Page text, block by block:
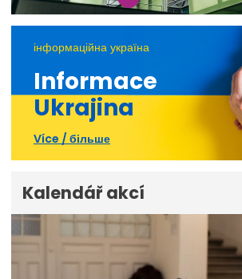
інформаційна україна
Informace
Ukrajina
Více / більше
Kalendář akcí